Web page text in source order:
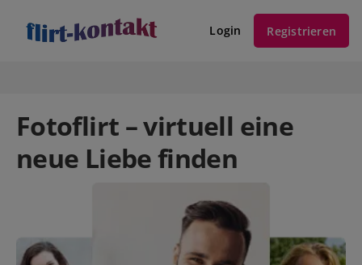
Login Registrieren
Fotoflirt – virtuell eine
neue Liebe finden